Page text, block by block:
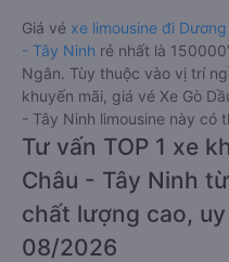
Giá vé xe limousine đi
- Tây Ninh rẻ nhất là
Ngân. Tùy thuộc vào vị trí
khuyến mãi, giá vé Xe Gò
- Tây Ninh limousine này có
Tư vấn TOP 1 xe
Châu - Tây Ninh
chất lượng cao,
08/2026